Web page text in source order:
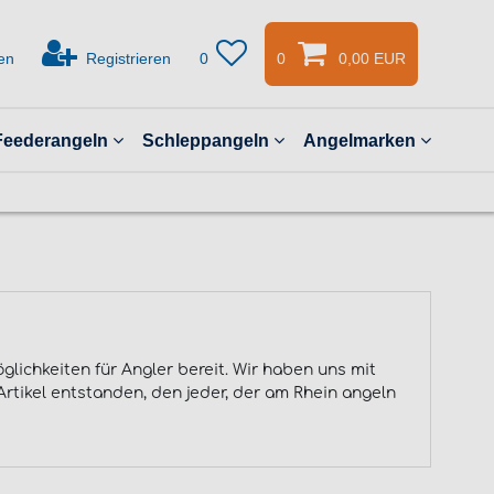
Registrieren 0 0 0,00 EUR
Schleppangeln Angelmarken
für Angler bereit. Wir haben uns mit
entstanden, den jeder, der am Rhein angeln